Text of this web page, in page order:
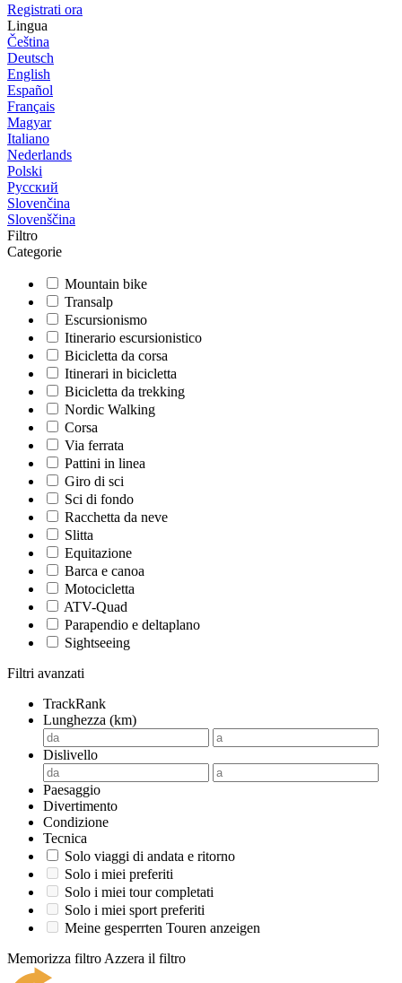
Registrati ora
Lingua
Čeština
Deutsch
English
Español
Français
Magyar
Italiano
Nederlands
Polski
Русский
Slovenčina
Slovenščina
Filtro
Categorie
Mountain bike
Transalp
Escursionismo
Itinerario escursionistico
Bicicletta da corsa
Itinerari in bicicletta
Bicicletta da trekking
Nordic Walking
Corsa
Via ferrata
Pattini in linea
Giro di sci
Sci di fondo
Racchetta da neve
Slitta
Equitazione
Barca e canoa
Motocicletta
ATV-Quad
Parapendio e deltaplano
Sightseeing
Filtri avanzati
TrackRank
Lunghezza (km)
Dislivello
Paesaggio
Divertimento
Condizione
Tecnica
Solo viaggi di andata e ritorno
Solo i miei preferiti
Solo i miei tour completati
Solo i miei sport preferiti
Meine gesperrten Touren anzeigen
Memorizza filtro Azzera il filtro